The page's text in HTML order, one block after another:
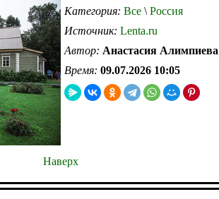
Категория: Все \ Россия
Источник: Lenta.ru
Автор: Анастасия Алимпиева
Время: 09.07.2026 10:05
Наверх